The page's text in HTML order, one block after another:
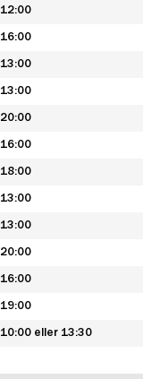
12:00
16:00
13:00
13:00
20:00
16:00
18:00
13:00
13:00
20:00
16:00
19:00
10:00 eller 13:30